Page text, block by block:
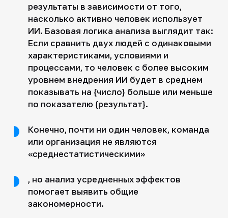
результаты в зависимости от того,
насколько активно человек использует
ИИ. Базовая логика анализа выглядит так:
Если сравнить двух людей с одинаковыми
характеристиками, условиями и
процессами, то человек с более высоким
уровнем внедрения ИИ будет в среднем
показывать на {число} больше или меньше
по показателю {результат}.
Конечно, почти ни один человек, команда
или организация не являются
«среднестатистическими»
, но анализ усредненных эффектов
помогает выявить общие
закономерности.